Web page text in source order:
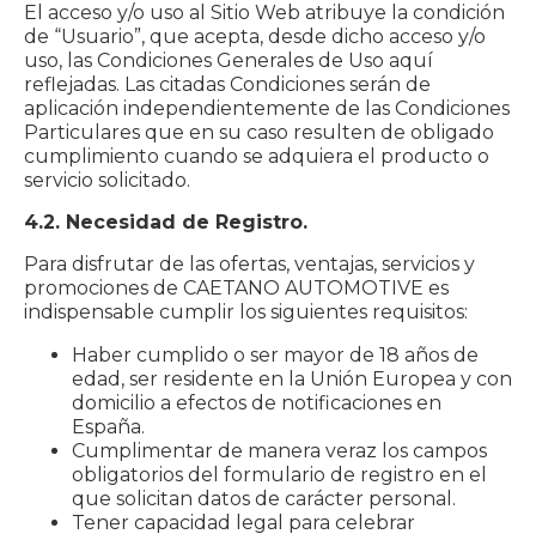
El acceso y/o uso al Sitio Web atribuye la condición
de “Usuario”, que acepta, desde dicho acceso y/o
uso, las Condiciones Generales de Uso aquí
reflejadas. Las citadas Condiciones serán de
aplicación independientemente de las Condiciones
Particulares que en su caso resulten de obligado
cumplimiento cuando se adquiera el producto o
servicio solicitado.
4.2. Necesidad de Registro.
Para disfrutar de las ofertas, ventajas, servicios y
promociones de CAETANO AUTOMOTIVE es
indispensable cumplir los siguientes requisitos:
Haber cumplido o ser mayor de 18 años de
edad, ser residente en la Unión Europea y con
domicilio a efectos de notificaciones en
España.
Cumplimentar de manera veraz los campos
obligatorios del formulario de registro en el
que solicitan datos de carácter personal.
Tener capacidad legal para celebrar